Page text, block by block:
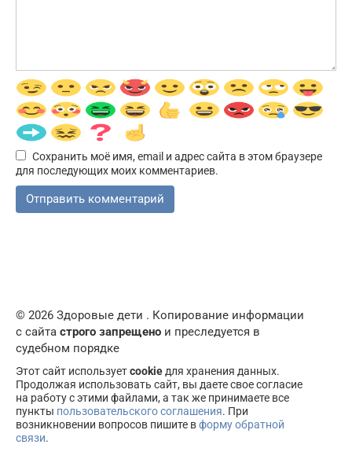
Сохранить моё имя, email и адрес сайта в этом браузере
для последующих моих комментариев.
© 2026 Здоровые дети . Копирование информации
с сайта строго запрещено и преследуется в
судебном порядке
Этот сайт используетcookie для хранения данных.
Продолжая использовать сайт, вы даете свое согласие
на работу с этими файлами, а так же принимаете все
пункты пользовательского соглашения. При
возникновении вопросов пишите вформу обратной
связи.